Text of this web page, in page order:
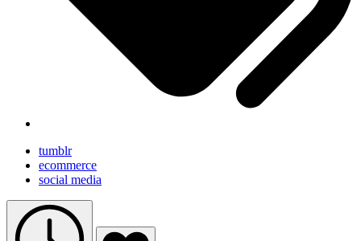
tumblr
ecommerce
social media